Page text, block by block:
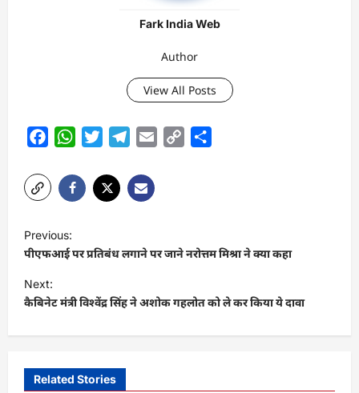
Fark India Web
Author
View All Posts
FacebookWhatsAppTwitterTelegram
Email
Copy
o
s
t
v
Previous:
पीएफआई पर प्रतिबंध लगाने पर जाने नरोत्तम मिश्रा ने क्या कहा
Next:
कैबिनेट मंत्री विश्वेंद्र सिंह ने अशोक गहलोत को ले कर किया ये दावा
Related Stories